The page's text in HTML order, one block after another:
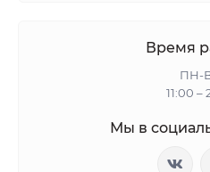
Время
ПН-
11:00 –
Мы в